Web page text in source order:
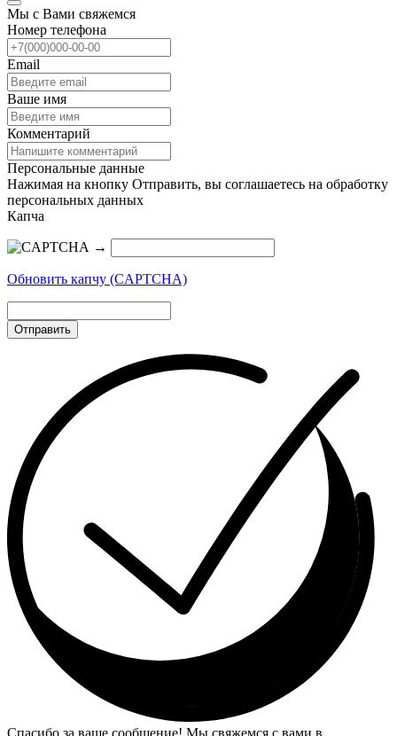
Мы с Вами свяжемся
Номер телефона
Email
Ваше имя
Комментарий
Персональные данные
Нажимая на кнопку Отправить, вы соглашаетесь на обработку
персональных данных
Капча
→
Обновить капчу (CAPTCHA)
Отправить